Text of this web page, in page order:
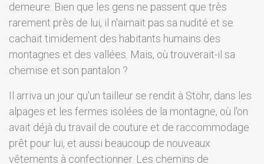
demeure. Bien que les gens ne passent que très
rarement près de lui, il n'aimait pas sa nudité et se
cachait timidement des habitants humains des
montagnes et des vallées. Mais, où trouverait-il sa
chemise et son pantalon ?
Il arriva un jour qu'un tailleur se rendit à Stöhr, dans les
alpages et les fermes isolées de la montagne, où l'on
avait déjà du travail de couture et de raccommodage
prêt pour lui, et aussi beaucoup de nouveaux
vêtements à confectionner. Les chemins de